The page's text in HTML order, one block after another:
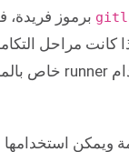
كانت مراحل